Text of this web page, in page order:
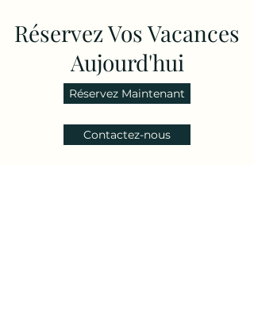
Réservez Vos Vacances
Aujourd'hui
Réservez Maintenant
Contactez-nous